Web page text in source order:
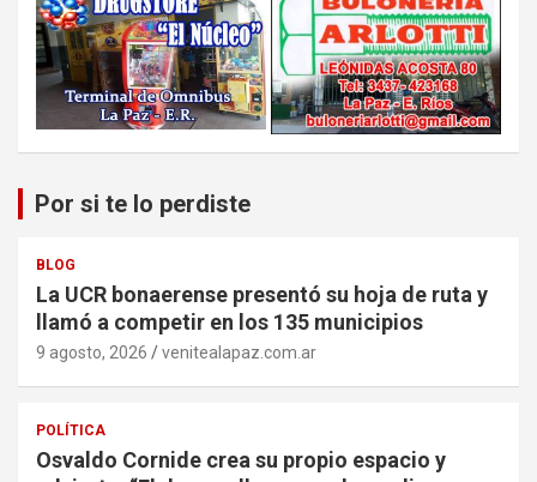
Por si te lo perdiste
BLOG
La UCR bonaerense presentó su hoja de ruta y
llamó a competir en los 135 municipios
9 agosto, 2026 venitealapaz.com.ar
POLÍTICA
Osvaldo Cornide crea su propio espacio y